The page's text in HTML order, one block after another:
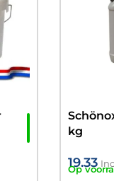
kg
19.33
Op